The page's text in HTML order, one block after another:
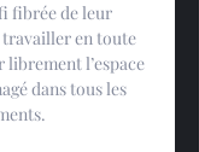
fibrée de leur
en toute
l’espace
dans tous les